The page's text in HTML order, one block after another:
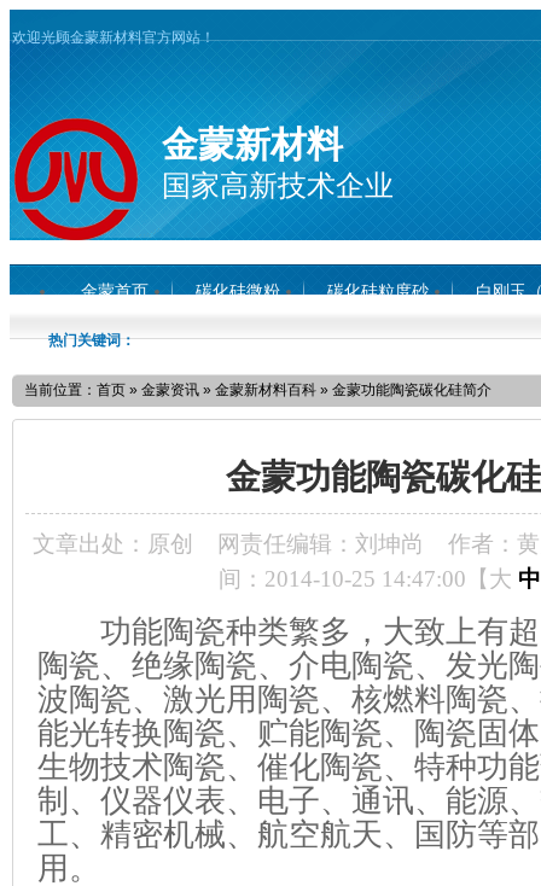
欢迎光顾金蒙新材料官方网站！
金蒙新材料
国家高新技术企业
金蒙首页 碳化硅微粉 碳化硅粒度砂 白刚玉
热门关键词：
当前位置： 首页 » 金蒙资讯 » 金蒙新材料百科 » 金蒙功能陶瓷碳化硅简介
金蒙功能陶瓷碳化
文章出处：原创 网责任编辑：刘坤尚
作者：
间：2014-10-25 14:47:00【大 中
功能陶瓷种类繁多，大致上有超
陶瓷、绝缘陶瓷、介电陶瓷、发光
波陶瓷、激光用陶瓷、核燃料陶瓷
能光转换陶瓷、贮能陶瓷、陶瓷固
生物技术陶瓷、催化陶瓷、特种功
制、仪器仪表、电子、通讯、能源
工、精密机械、航空航天、国防等
用。